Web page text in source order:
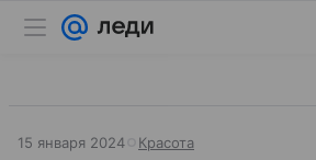
15 января 2024 Красота